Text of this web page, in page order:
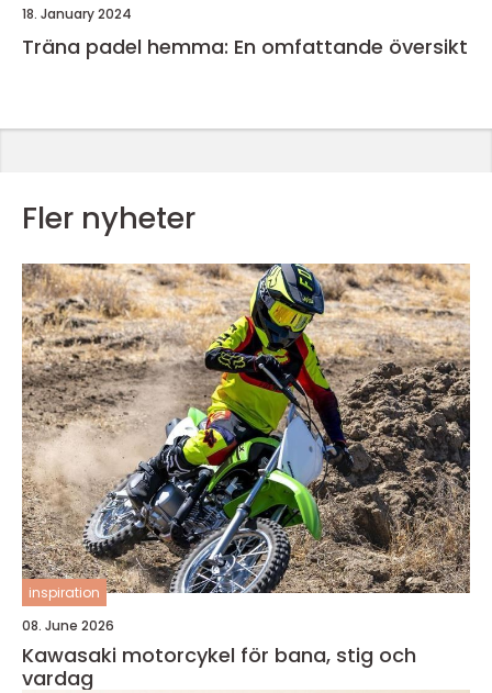
18. January 2024
Träna padel hemma: En omfattande översikt
Fler nyheter
inspiration
08. June 2026
Kawasaki motorcykel för bana, stig och
vardag